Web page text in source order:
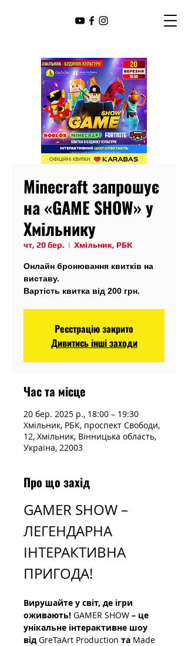
Minecraft запрошує
на «GAME SHOW» у
Хмільнику
чт, 20 бер.
  |
Хмільник, РБК
Онлайн бронювання квитків на
виставу.
Вартість квитка від 200 грн.
Реєстрацію закрито
Дивитись інші заходи
Час та місце
20 бер. 2025 р., 18:00 – 19:30
Хмільник, РБК, проспект Свободи,
12, Хмільник, Вінницька область,
Україна, 22003
Про що захід
GAMER SHOW –
ЛЕГЕНДАРНА
ІНТЕРАКТИВНА
ПРИГОДА!
Вирушайте у світ, де ігри
оживають! GAMER SHOW – це
унікальне інтерактивне шоу
від GreTaArt Production та Made